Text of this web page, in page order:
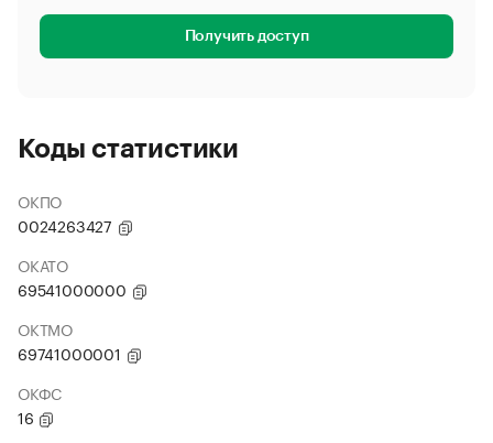
Получить доступ
Коды статистики
ОКПО
0024263427
ОКАТО
69541000000
ОКТМО
69741000001
ОКФС
16